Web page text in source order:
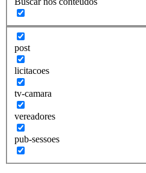
post
licitacoes
tv-camara
vereadores
pub-sessoes